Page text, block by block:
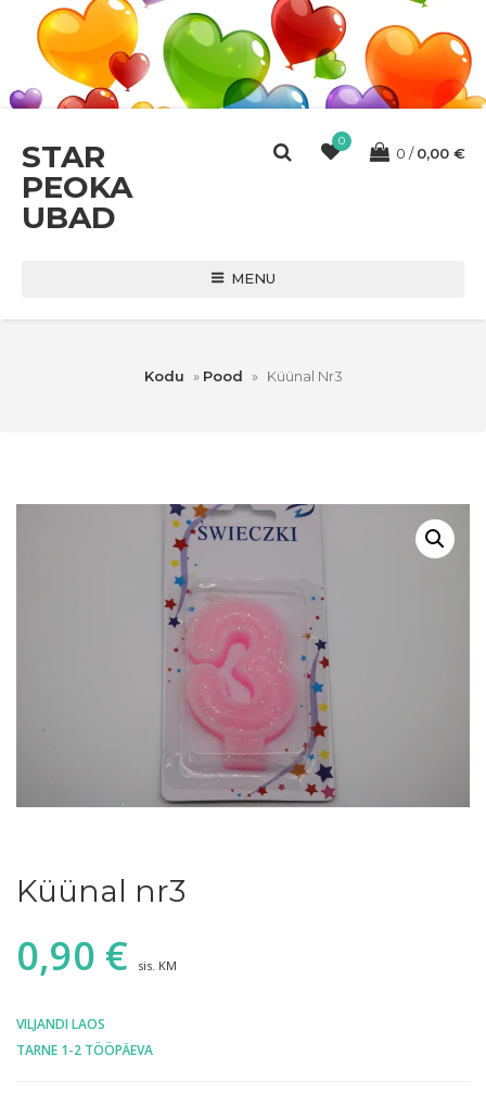
STAR
PEOKA
UBAD
0
0 0,00 €
MENU
Kodu » Pood » Küünal Nr3
Küünal nr3
0,90 € sis. KM
VILJANDI LAOS
TARNE 1-2 TÖÖPÄEVA